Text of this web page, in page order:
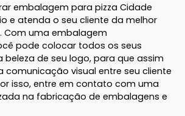
embalagem para pizza Cidade
e atenda o seu cliente da melhor
Com uma embalagem
pode colocar todos os seus
beleza de seu logo, para que assim
comunicação visual entre seu cliente
isso, entre em contato com uma
na fabricação de embalagens e